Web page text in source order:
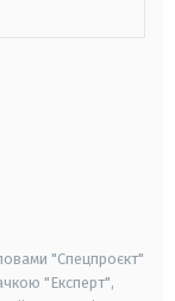
"Спецпроєкт"
"Експерт",